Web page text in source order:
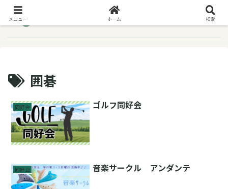
囲碁
同好会 ゴルフ同好会
同好会 音楽サークル アンダンテ
メニュー ホーム 検索